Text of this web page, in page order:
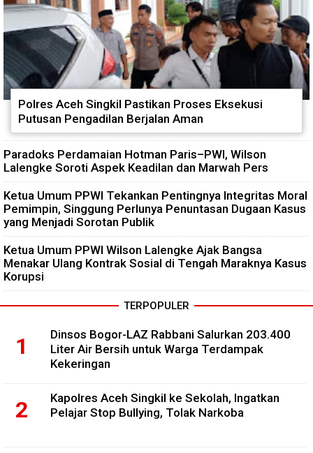
Polres Aceh Singkil Pastikan Proses Eksekusi
Putusan Pengadilan Berjalan Aman
Paradoks Perdamaian Hotman Paris–PWI, Wilson
Lalengke Soroti Aspek Keadilan dan Marwah Pers
Ketua Umum PPWI Tekankan Pentingnya Integritas Moral
Pemimpin, Singgung Perlunya Penuntasan Dugaan Kasus
yang Menjadi Sorotan Publik
Ketua Umum PPWI Wilson Lalengke Ajak Bangsa
Menakar Ulang Kontrak Sosial di Tengah Maraknya Kasus
Korupsi
TERPOPULER
Dinsos Bogor-LAZ Rabbani Salurkan 203.400
Liter Air Bersih untuk Warga Terdampak
Kekeringan
Kapolres Aceh Singkil ke Sekolah, Ingatkan
Pelajar Stop Bullying, Tolak Narkoba